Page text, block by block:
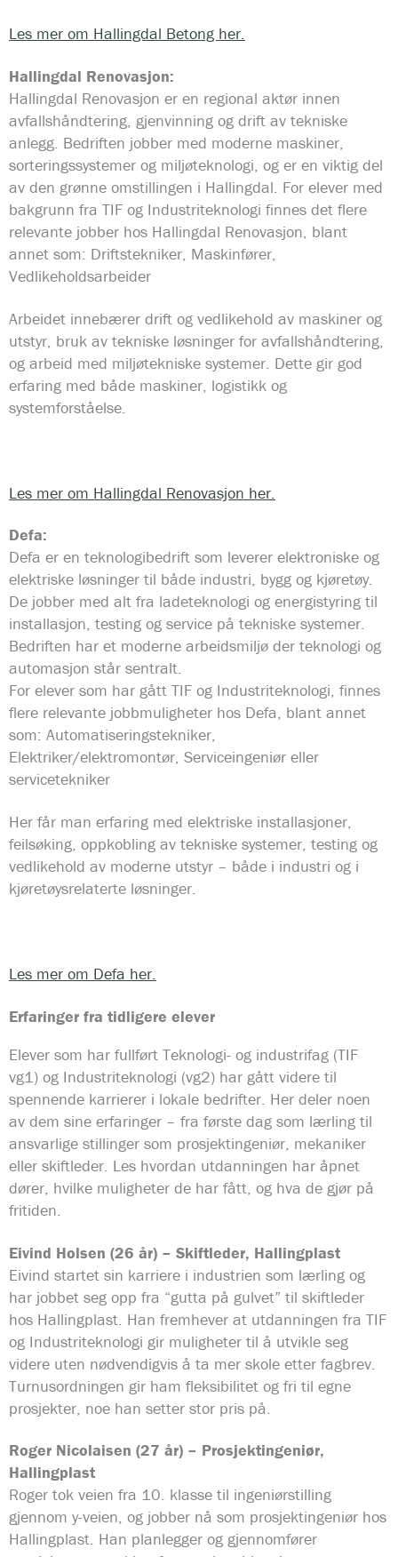
Les mer om Hallingdal Betong her.
Hallingdal Renovasjon:
Hallingdal Renovasjon er en regional aktør innen
avfallshåndtering, gjenvinning og drift av tekniske
anlegg. Bedriften jobber med moderne maskiner,
sorteringssystemer og miljøteknologi, og er en viktig del
av den grønne omstillingen i Hallingdal. For elever med
bakgrunn fra TIF og Industriteknologi finnes det flere
relevante jobber hos Hallingdal Renovasjon, blant
annet som: Driftstekniker, Maskinfører,
Vedlikeholdsarbeider
Arbeidet innebærer drift og vedlikehold av maskiner og
utstyr, bruk av tekniske løsninger for avfallshåndtering,
og arbeid med miljøtekniske systemer. Dette gir god
erfaring med både maskiner, logistikk og
systemforståelse.
Les mer om Hallingdal Renovasjon her.
Defa:
Defa er en teknologibedrift som leverer elektroniske og
elektriske løsninger til både industri, bygg og kjøretøy.
De jobber med alt fra ladeteknologi og energistyring til
installasjon, testing og service på tekniske systemer.
Bedriften har et moderne arbeidsmiljø der teknologi og
automasjon står sentralt.
For elever som har gått TIF og Industriteknologi, finnes
flere relevante jobbmuligheter hos Defa, blant annet
som: Automatiseringstekniker,
Elektriker/elektromontør, Serviceingeniør eller
servicetekniker
Her får man erfaring med elektriske installasjoner,
feilsøking, oppkobling av tekniske systemer, testing og
vedlikehold av moderne utstyr – både i industri og i
kjøretøysrelaterte løsninger.
Les mer om Defa her.
Erfaringer fra tidligere elever
Elever som har fullført Teknologi- og industrifag (TIF
vg1) og Industriteknologi (vg2) har gått videre til
spennende karrierer i lokale bedrifter. Her deler noen
av dem sine erfaringer – fra første dag som lærling til
ansvarlige stillinger som prosjektingeniør, mekaniker
eller skiftleder. Les hvordan utdanningen har åpnet
dører, hvilke muligheter de har fått, og hva de gjør på
fritiden.
Eivind Holsen (26 år) – Skiftleder, Hallingplast
Eivind startet sin karriere i industrien som lærling og
har jobbet seg opp fra “gutta på gulvet” til skiftleder
hos Hallingplast. Han fremhever at utdanningen fra TIF
og Industriteknologi gir muligheter til å utvikle seg
videre uten nødvendigvis å ta mer skole etter fagbrev.
Turnusordningen gir ham fleksibilitet og fri til egne
prosjekter, noe han setter stor pris på.
Roger Nicolaisen (27 år) – Prosjektingeniør,
Hallingplast
Roger tok veien fra 10. klasse til ingeniørstilling
gjennom y-veien, og jobber nå som prosjektingeniør hos
Hallingplast. Han planlegger og gjennomfører